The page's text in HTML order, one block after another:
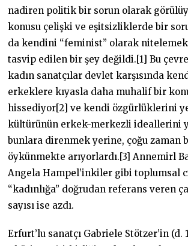
nadiren politik bir sorun olarak
konusu çelişki ve eşitsizliklerde bir
da kendini “feminist” olarak
tasvip edilen bir şey değildi.[1] Bu
kadın sanatçılar devlet karşısında
erkeklere kıyasla daha muhalif bir
hissediyor[2] ve kendi özgürlüklerini
kültürünün erkek-merkezli ideallerini
bunlara direnmek yerine, çoğu zaman
öykünmekte arıyorlardı.[3] Annemirl
Angela Hampel’inkiler gibi toplumsal
“kadınlığa” doğrudan referans veren
sayısı ise azdı.
Erfurt’lu sanatçı Gabriele Stötzer’in (d.